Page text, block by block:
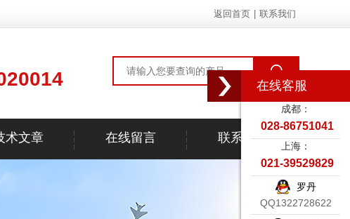
返回首页 联系我们
术文章 在线留言 联系我们
在线客服
成都：
028-86751041
上海：
021-39529829
罗丹
QQ1322728622